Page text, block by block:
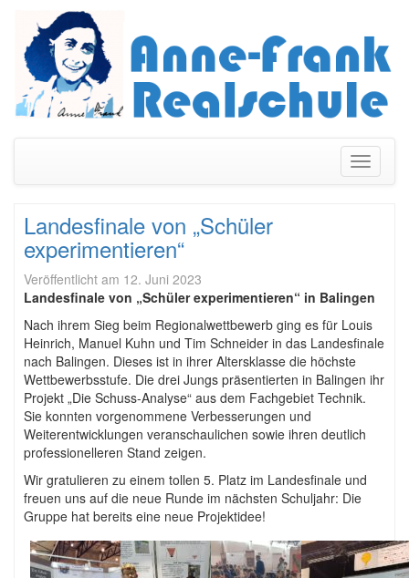
Landesfinale von „Schüler
experimentieren“
Veröffentlicht am 12. Juni 2023
Landesfinale von „Schüler experimentieren“ in Balingen
Nach ihrem Sieg beim Regionalwettbewerb ging es für Louis
Heinrich, Manuel Kuhn und Tim Schneider in das Landesfinale
nach Balingen. Dieses ist in ihrer Altersklasse die höchste
Wettbewerbsstufe. Die drei Jungs präsentierten in Balingen ihr
Projekt „Die Schuss-Analyse“ aus dem Fachgebiet Technik.
Sie konnten vorgenommene Verbesserungen und
Weiterentwicklungen veranschaulichen sowie ihren deutlich
professionelleren Stand zeigen.
Wir gratulieren zu einem tollen 5. Platz im Landesfinale und
freuen uns auf die neue Runde im nächsten Schuljahr: Die
Gruppe hat bereits eine neue Projektidee!